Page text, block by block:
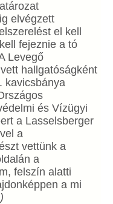
elvégzett
el kell
fejeznie a tó
Levegő
hallgatóságként
kavicsbánya
és Vízügyi
a Lasselsberger
a
vettünk a
a
felszín alatti
a mi